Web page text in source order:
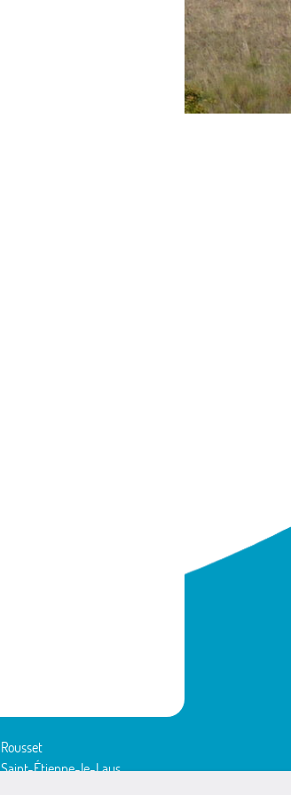
Rousset
Saint-Étienne-le-Laus